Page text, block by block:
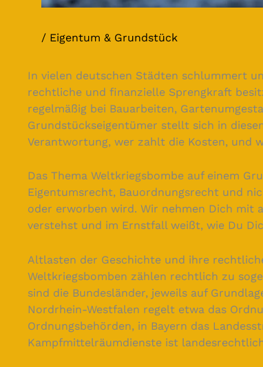
Eigentum & Grundstück
In vielen deutschen Städten schlummert
rechtliche und finanzielle Sprengkraft
regelmäßig bei Bauarbeiten,
Grundstückseigentümer stellt sich in
Verantwortung, wer zahlt die Kosten, und
Das Thema Weltkriegsbombe auf einem
Eigentumsrecht, Bauordnungsrecht und
oder erworben wird. Wir nehmen Dich mit
verstehst und im Ernstfall weißt, wie Du
Altlasten der Geschichte und ihre
Weltkriegsbomben zählen rechtlich zu
sind die Bundesländer, jeweils auf
Nordrhein-Westfalen regelt etwa das
Ordnungsbehörden, in Bayern das
Kampfmittelräumdienste ist